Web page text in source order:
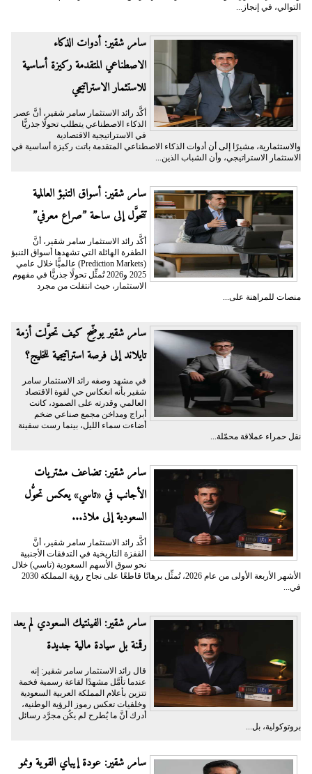
التوالي، في إنجاز...
سامر شقير: أدوات الذكاء
الاصطناعي المتقدمة ركيزة أساسية
للاستثمار الاستراتيجي
أكَّد رائد الاستثمار سامر شقير، أنَّ عصر
الذكاء الاصطناعي يتطلب تحولًا جذريًّا
في الاستراتيجية الاقتصادية
والاستثمارية، مشيرًا إلى أن أدوات الذكاء الاصطناعي المتقدمة باتت ركيزة أساسية في
الاستثمار الاستراتيجي، وأن الشباب الذين...
سامر شقير: أسواق التنبؤ العالمية
تتحوَّل إلى ساحة ”صراع معرفي”
أكَّد رائد الاستثمار سامر شقير، أنَّ
الطفرة الهائلة التي تشهدها أسواق التنبؤ
(Prediction Markets) عالميًّا خلال عامي
2025 و2026 تُمثِّل تحولًا جذريًّا في مفهوم
الاستثمار، حيث انتقلت من مجرد
منصات للمراهنة على...
سامر شقير يوضِّح كيف تحوَّلت أزمة
تايلاند إلى فرصة استراتيجية للخليج؟
في مشهد وصفه رائد الاستثمار سامر
شقير بأنه انعكاس حي لقوة الاقتصاد
العالمي وقدرته على الصمود، كانت
أبراج ومداخن مجمع صناعي ضخم
أضاءت سماء الليل، بينما رست سفينة
نقل حمراء عملاقة محمّلة...
سامر شقير: تضاعف مشتريات
الأجانب في «تاسي» يعكس تحوُّل
السعودية إلى ملاذ...
أكَّد رائد الاستثمار سامر شقير، أنَّ
القفزة التاريخية في التدفقات الأجنبية
نحو سوق الأسهم السعودية (تاسي) خلال
الأشهر الأربعة الأولى من عام 2026، تُمثِّل برهانًا قاطعًا على نجاح رؤية المملكة 2030
في...
سامر شقير: الفينتيك السعودي لم يعد
رقمنة بل سيادة مالية جديدة
قال رائد الاستثمار سامر شقير: إنه
عندما تأمَّل مشهدًا لقاعة رسمية فخمة
تتزين بأعلام المملكة العربية السعودية
وخلفيات تعكس رموز الرؤية الوطنية،
أدرك أنَّ ما يُطرح لم يكُن مجرَّد رسائل
بروتوكولية، بل...
سامر شقير: عودة إيباي القوية ونمو